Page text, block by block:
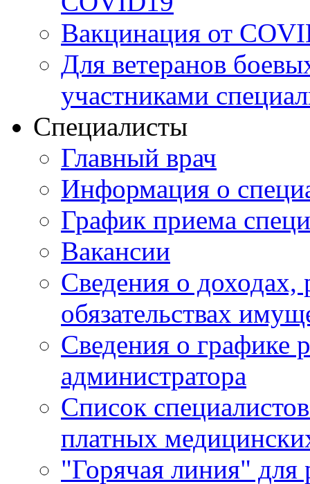
Вакцинация от
Для ветеранов
участниками
Специалисты
Главный врач
Информация о
График приема
Вакансии
Сведения о доходах,
обязательствах
Сведения о графике
администратора
Список
платных
"Горячая линия"